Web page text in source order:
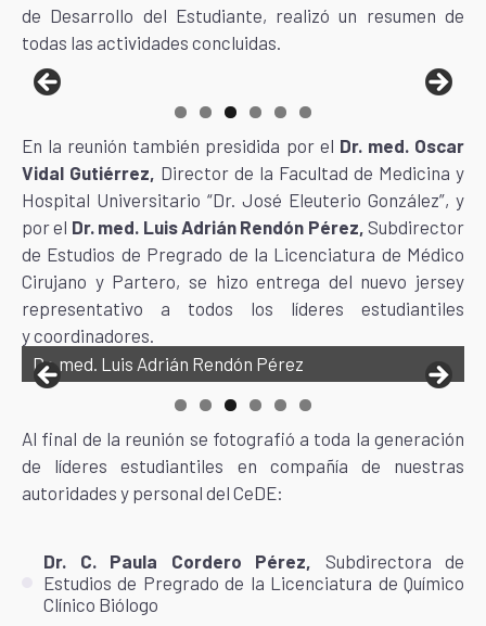
de Desarrollo del Estudiante, realizó un resumen de
todas las actividades concluidas.
En la reunión también presidida por el Dr. med. Oscar
Vidal Gutiérrez, Director de la Facultad de Medicina y
Hospital Universitario “Dr. José Eleuterio González”, y
por el Dr. med. Luis Adrián Rendón Pérez, Subdirector
de Estudios de Pregrado de la Licenciatura de Médico
Cirujano y Partero, se hizo entrega del nuevo jersey
representativo a todos los líderes estudiantiles
y coordinadores.
Dr. med. Luis Adrián Rendón Pérez
Al final de la reunión se fotografió a toda la generación
de líderes estudiantiles en compañía de nuestras
autoridades y personal del CeDE:
Dr. C. Paula Cordero Pérez, Subdirectora de
Estudios de Pregrado de la Licenciatura de Químico
Clínico Biólogo